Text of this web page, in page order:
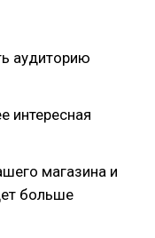
аудиторию
интересная
магазина и
больше